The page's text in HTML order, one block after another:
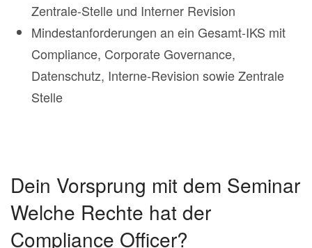
Zentrale-Stelle und Interner Revision
Mindestanforderungen an ein Gesamt-IKS mit
Compliance, Corporate Governance,
Datenschutz, Interne-Revision sowie Zentrale
Stelle
Dein Vorsprung mit dem Seminar
Welche Rechte hat der
Compliance Officer?